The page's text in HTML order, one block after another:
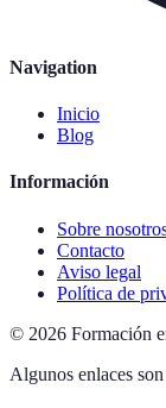
Navigation
Inicio
Blog
Información
Sobre
Contacto
Aviso legal
Política de
© 2026 Formación
Algunos enlaces